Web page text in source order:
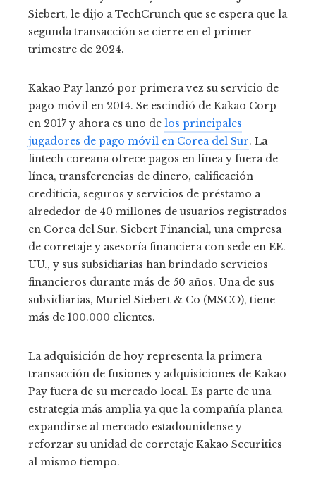
Siebert, le dijo a TechCrunch que se espera que la
segunda transacción se cierre en el primer
trimestre de 2024.
Kakao Pay lanzó por primera vez su servicio de
pago móvil en 2014. Se escindió de Kakao Corp
en 2017 y ahora es uno de los principales
jugadores de pago móvil en Corea del Sur. La
fintech coreana ofrece pagos en línea y fuera de
línea, transferencias de dinero, calificación
crediticia, seguros y servicios de préstamo a
alrededor de 40 millones de usuarios registrados
en Corea del Sur. Siebert Financial, una empresa
de corretaje y asesoría financiera con sede en EE.
UU., y sus subsidiarias han brindado servicios
financieros durante más de 50 años. Una de sus
subsidiarias, Muriel Siebert & Co (MSCO), tiene
más de 100.000 clientes.
La adquisición de hoy representa la primera
transacción de fusiones y adquisiciones de Kakao
Pay fuera de su mercado local. Es parte de una
estrategia más amplia ya que la compañía planea
expandirse al mercado estadounidense y
reforzar su unidad de corretaje Kakao Securities
al mismo tiempo.